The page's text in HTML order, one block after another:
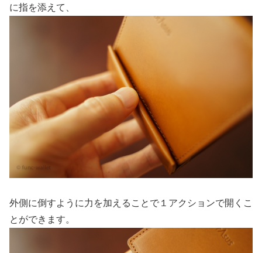
に指を添えて、
外側に倒すように力を加えることで１アクションで開くこ
とができます。